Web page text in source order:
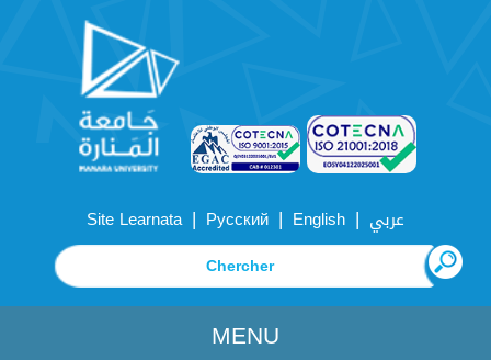
Site Learnata | Русский | English | عربي
MENU